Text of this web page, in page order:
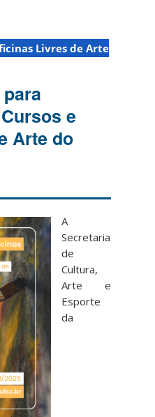
Livres de Arte
e
Arte do
A
Secretaria
de
Cultura,
Arte e
Esporte
da